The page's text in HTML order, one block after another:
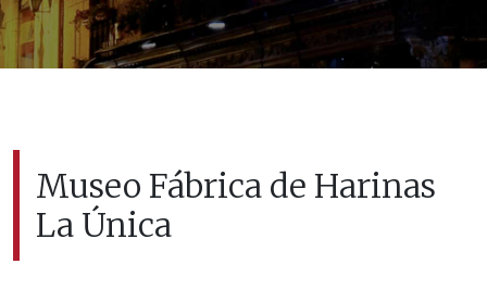
Museo Fábrica de Harinas
La Única